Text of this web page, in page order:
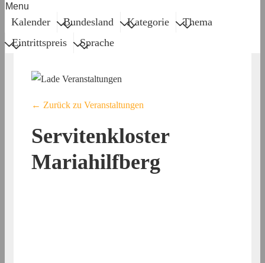
Menu
Kalender Bundesland Kategorie
Thema
Eintrittspreis
Sprache
← Zurück zu Veranstaltungen
Servitenkloster
Mariahilfberg